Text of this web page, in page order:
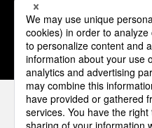
1 2 3
パナソニックの電